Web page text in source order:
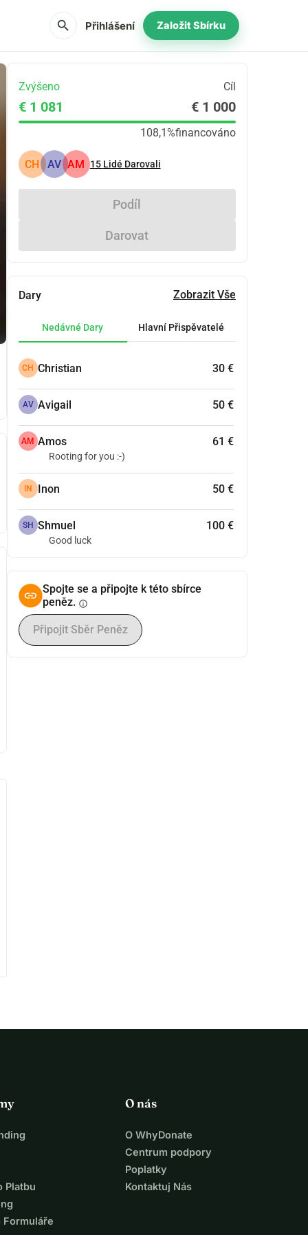
search Přihlášení Založit Sbírku
Zvýšeno Cíl
€ 1 081 € 1 000
108,1%financováno
CH AV AM 15 Lidé Darovali
Podíl
Darovat
Dary Zobrazit Vše
Nedávné Dary Hlavní Přispěvatelé
CH Christian 30 €
AV Avigail 50 €
AM Amos 61 €
Rooting for you :-)
IN Inon 50 €
SH Shmuel 100 €
Good luck
Spojte se a připojte k této sbírce
peněz. info
Připojit Sběr Peněz
Platbu
Formuláře
O nás
O WhyDonate
Centrum podpory
Poplatky
Kontaktuj Nás